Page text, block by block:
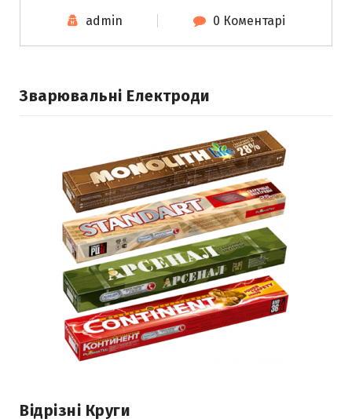
admin 0 Коментарі
Зварювальні Електроди
Відрізні Круги